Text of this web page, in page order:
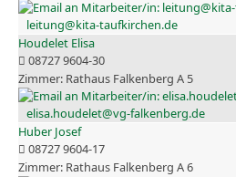
leitung@kita-taufkirchen.de
Houdelet Elisa
08727 9604-30
Rathaus Falkenberg A 5
elisa.houdelet@vg-falkenberg.de
Huber Josef
08727 9604-17
Rathaus Falkenberg A 6